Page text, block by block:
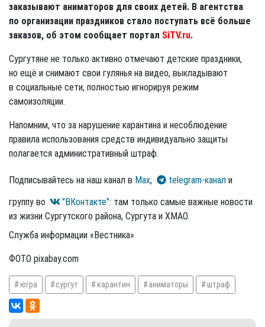
заказывают аниматоров для своих детей. В агентства
по организации праздников стало поступать всё больше
заказов, об этом сообщает портал SiTV.ru.
Сургутяне не только активно отмечают детские праздники,
но ещё и снимают свои гулянья на видео, выкладывают
в социальные сети, полностью игнорируя режим
самоизоляции.
Напомним, что за нарушение карантина и несоблюдение
правила использования средств индивидуально защиты
полагается административный штраф.
Подписывайтесь на наш канал в Max, telegram-канал и
группу во
"ВКонтакте": там только самые важные новости
из жизни Сургутского района, Сургута и ХМАО.
Служба информации «Вестника»
ФОТО pixabay.com
югра сургут карантин аниматоры штраф